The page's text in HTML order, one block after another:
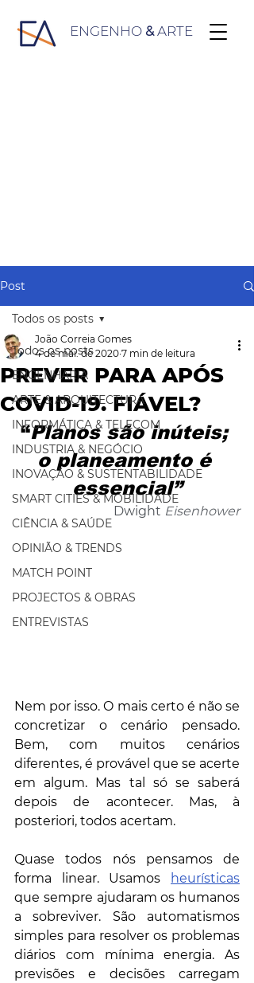
ENGENHO &ARTE
Post
Todos os posts
ENGENHARIA
ARTE & ARQUITECTURA
INFORMÁTICA & TELECOM
INDUSTRIA & NEGÓCIO
INOVAÇÃO & SUSTENTABILIDADE
SMART CITIES & MOBILIDADE
CIÊNCIA & SAÚDE
OPINIÃO & TRENDS
MATCH POINT
PROJECTOS & OBRAS
ENTREVISTAS
Todos os posts
PREVER PARA APÓS
COVID-19. FIÁVEL?
João Correia Gomes
4 de mai. de 2020 7 min de leitura
“Planos são inúteis;
o planeamento é
essencial”
Dwight Eisenhower
Nem por isso. O mais certo é não se
concretizar o cenário pensado.
Bem, com muitos cenários
diferentes, é provável que se acerte
em algum. Mas tal só se saberá
depois de acontecer. Mas, à
posteriori, todos acertam.
Quase todos nós pensamos de
forma linear. Usamos
heurísticas
que sempre ajudaram os humanos
a sobreviver. São automatismos
simples para resolver os problemas
diários com mínima energia. As
previsões e decisões carregam